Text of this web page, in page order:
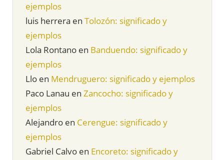
ejemplos
luis herrera en Tolozón: significado y
ejemplos
Lola Rontano en Banduendo: significado y
ejemplos
Llo en Mendruguero: significado y ejemplos
Paco Lanau en Zancocho: significado y
ejemplos
Alejandro en Cerengue: significado y
ejemplos
Gabriel Calvo en Encoreto: significado y